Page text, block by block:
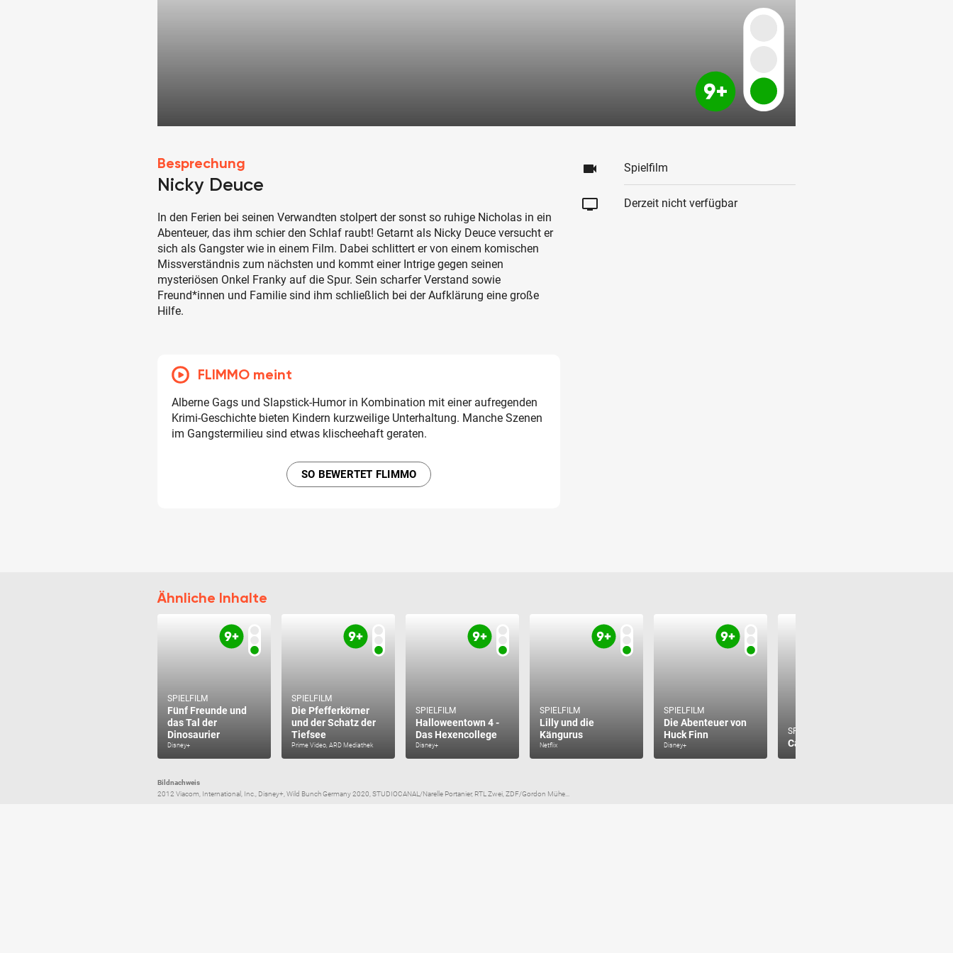
Besprechung
Nicky Deuce
In den Ferien bei seinen Verwandten stolpert der sonst so ruhige Nicholas in ein
Abenteuer, das ihm schier den Schlaf raubt! Getarnt als Nicky Deuce versucht er
sich als Gangster wie in einem Film. Dabei schlittert er von einem komischen
Missverständnis zum nächsten und kommt einer Intrige gegen seinen
mysteriösen Onkel Franky auf die Spur. Sein scharfer Verstand sowie
Freund*innen und Familie sind ihm schließlich bei der Aufklärung eine große
Hilfe.
FLIMMO meint
Alberne Gags und Slapstick-Humor in Kombination mit einer aufregenden
Krimi-Geschichte bieten Kindern kurzweilige Unterhaltung. Manche Szenen
im Gangstermilieu sind etwas klischeehaft geraten.
SO BEWERTET FLIMMO
videocam Spielfilm
tv Derzeit nicht verfügbar
Ähnliche Inhalte
SPIELFILM
Fünf Freunde und
das Tal der
Dinosaurier
Disney+
SPIELFILM
Die Pfefferkörner
und der Schatz der
Tiefsee
Prime Video, ARD Mediathek
SPIELFILM
Halloweentown 4 -
Das Hexencollege
Disney+
SPIELFILM
Lilly und die
Kängurus
Netflix
SPIELFILM
Die Abenteuer von
Huck Finn
Disney+
SPIELFILM
Casper
Bildnachweis
2012 Viacom, International, Inc., Disney+, Wild Bunch Germany 2020, STUDIOCANAL/Narelle Portanier, RTL Zwei, ZDF/Gordon Mühe...